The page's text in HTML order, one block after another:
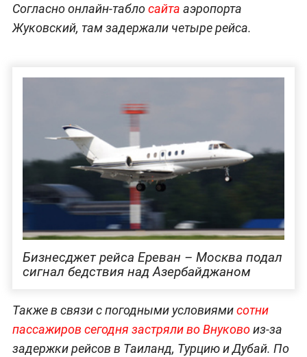
Согласно онлайн-таблосайта аэропорта
Жуковский, там задержали четыре рейса.
Бизнесджет рейса Ереван – Москва подал
сигнал бедствия над Азербайджаном
Также в связи с погодными условиямисотни
пассажиров сегодня застряли во Внуковоиз-за
задержки рейсов в Таиланд, Турцию и Дубай. По